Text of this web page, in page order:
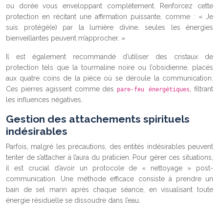
ou dorée vous enveloppant complètement. Renforcez cette
protection en récitant une affirmation puissante, comme : « Je
suis protégé(e) par la lumière divine, seules les énergies
bienveillantes peuvent m’approcher. »
Il est également recommandé d’utiliser des cristaux de
protection tels que la tourmaline noire ou l’obsidienne, placés
aux quatre coins de la pièce où se déroule la communication.
Ces pierres agissent comme des pare-feu énergétiques
, filtrant
les influences négatives.
Gestion des attachements spirituels
indésirables
Parfois, malgré les précautions, des entités indésirables peuvent
tenter de s’attacher à l’aura du praticien. Pour gérer ces situations,
il est crucial d’avoir un protocole de « nettoyage » post-
communication. Une méthode efficace consiste à prendre un
bain de sel marin après chaque séance, en visualisant toute
énergie résiduelle se dissoudre dans l’eau.